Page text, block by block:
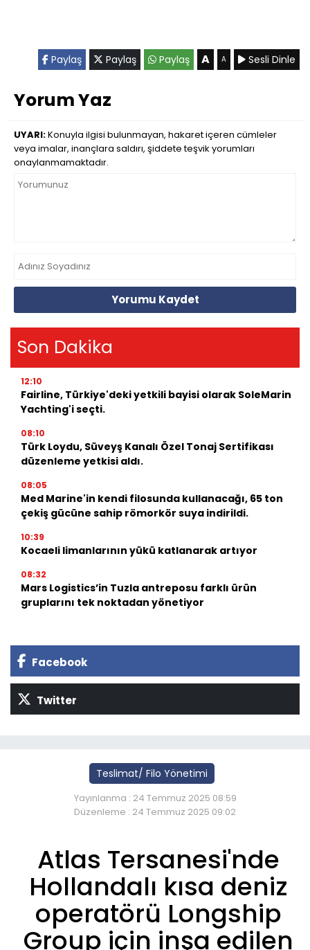
Paylaş Paylaş Paylaş A A Sesli Dinle
Yorum Yaz
UYARI:Konuyla ilgisi bulunmayan, hakaret içeren cümleler
veya imalar, inançlara saldırı, şiddete teşvik yorumları
onaylanmamaktadır.
Yorumu Kaydet
Son Dakika
12:10
Fairline, Türkiye'deki yetkili bayisi olarak SoleMarin
Yachting'i seçti.
08:10
Türk Loydu, Süveyş Kanalı Özel Tonaj Sertifikası
düzenleme yetkisi aldı.
08:05
Med Marine'in kendi filosunda kullanacağı, 65 ton
çekiş gücüne sahip römorkör suya indirildi.
10:39
Kocaeli limanlarının yükü katlanarak artıyor
08:32
Mars Logistics’in Tuzla antreposu farklı ürün
gruplarını tek noktadan yönetiyor
Facebook
Twitter
Teslimat/ Filo Yönetimi
Yayınlanma : 24 Temmuz 2025 08:59
Düzenleme : 24 Temmuz 2025 09:02
Atlas Tersanesi'nde
Hollandalı kısa deniz
operatörü Longship
Group için inşa edilen